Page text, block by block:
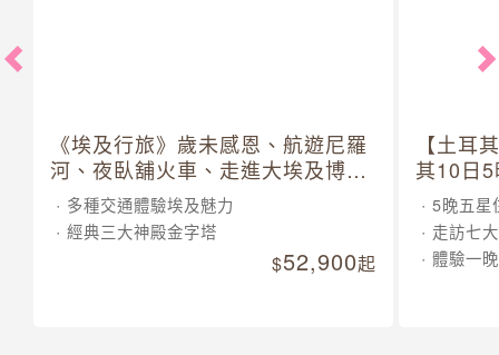
《埃及行旅》歲未感恩、航遊尼羅
河、夜臥舖火車、走進大埃及博物
館 10 日
多種交通體驗埃及魅力
經典三大神殿金字塔
52,900起
【土耳
其10日
5晚五星
走訪七
體驗一